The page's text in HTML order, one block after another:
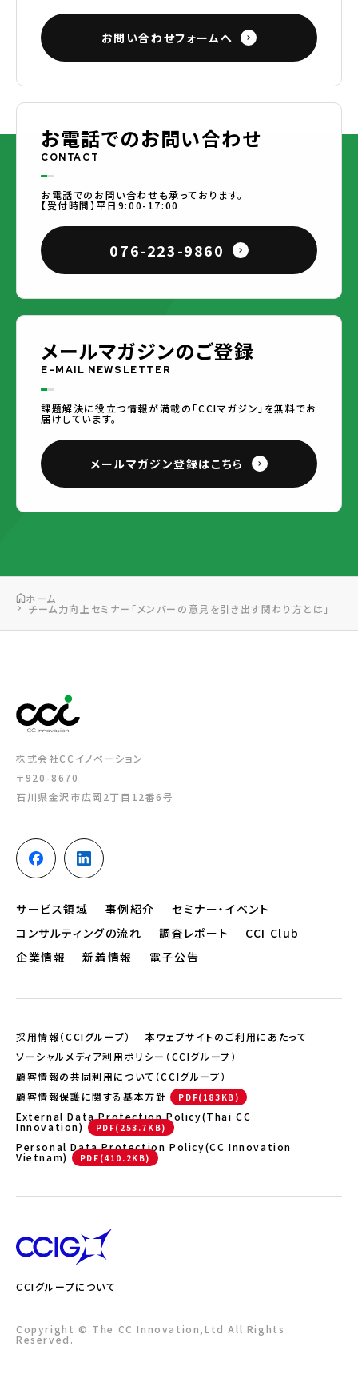
お問い合わせフォームへ
お電話でのお問い合わせ
CONTACT
お電話でのお問い合わせも承っております。
【受付時間】平日9:00-17:00
076-223-9860
メールマガジンのご登録
E-MAIL NEWSLETTER
課題解決に役立つ情報が満載の「CCIマガジン」を無料でお
届けしています。
メールマガジン登録はこちら
ホーム
チーム力向上セミナー「メンバーの意見を引き出す関わり方とは」
株式会社CCイノベーション
〒920-8670
石川県金沢市広岡2丁目12番6号
サービス領域 事例紹介
セミナー・イベント
コンサルティングの流れ
調査レポート
CCI Club
企業情報
新着情報 電子公告
採用情報（CCIグループ）
本ウェブサイトのご利用にあたって
ソーシャルメディア利用ポリシー（CCIグループ）
顧客情報の共同利用について（CCIグループ）
顧客情報保護に関する基本方針
External Data Protection Policy(Thai CC
Innovation)
Personal Data Protection Policy(CC Innovation
Vietnam)
CCIグループについて
Copyright © The CC Innovation,Ltd All Rights
Reserved.